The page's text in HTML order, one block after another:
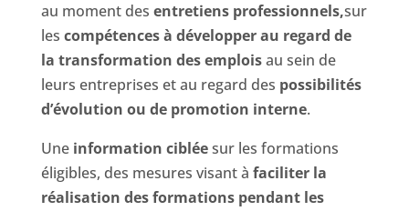
au moment des entretiens professionnels,sur
les compétences à développer au regard de
la transformation des emploisau sein de
leurs entreprises et au regard des possibilités
d’évolution ou de promotion interne.
Une information cibléesur les formations
éligibles, des mesures visant à faciliter la
réalisation des formations pendant les